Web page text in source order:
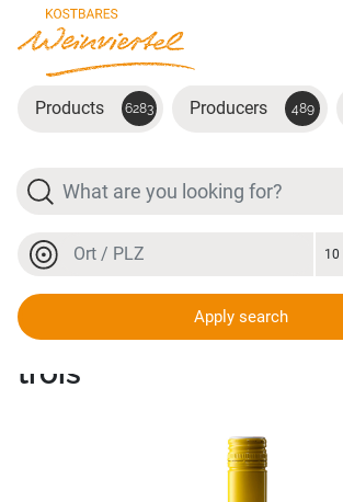
Skip to main content
Products 6283 Producers 489
Search
Location or postal code 10
Apply search
Weißwein Cuvée
trois